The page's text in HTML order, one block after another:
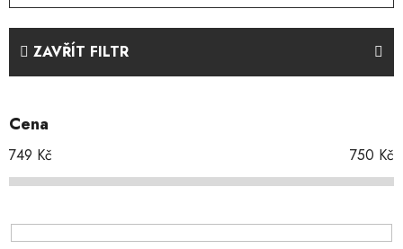
z
í
p
r
o
d
k
ZAVŘÍT FILTR
Cena
749 Kč 750 Kč